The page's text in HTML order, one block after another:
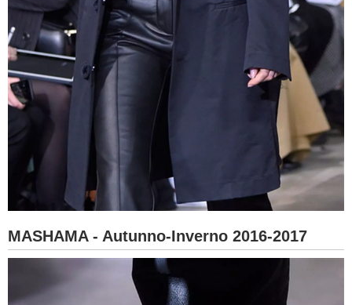
MASHAMA - Autunno-Inverno 2016-2017